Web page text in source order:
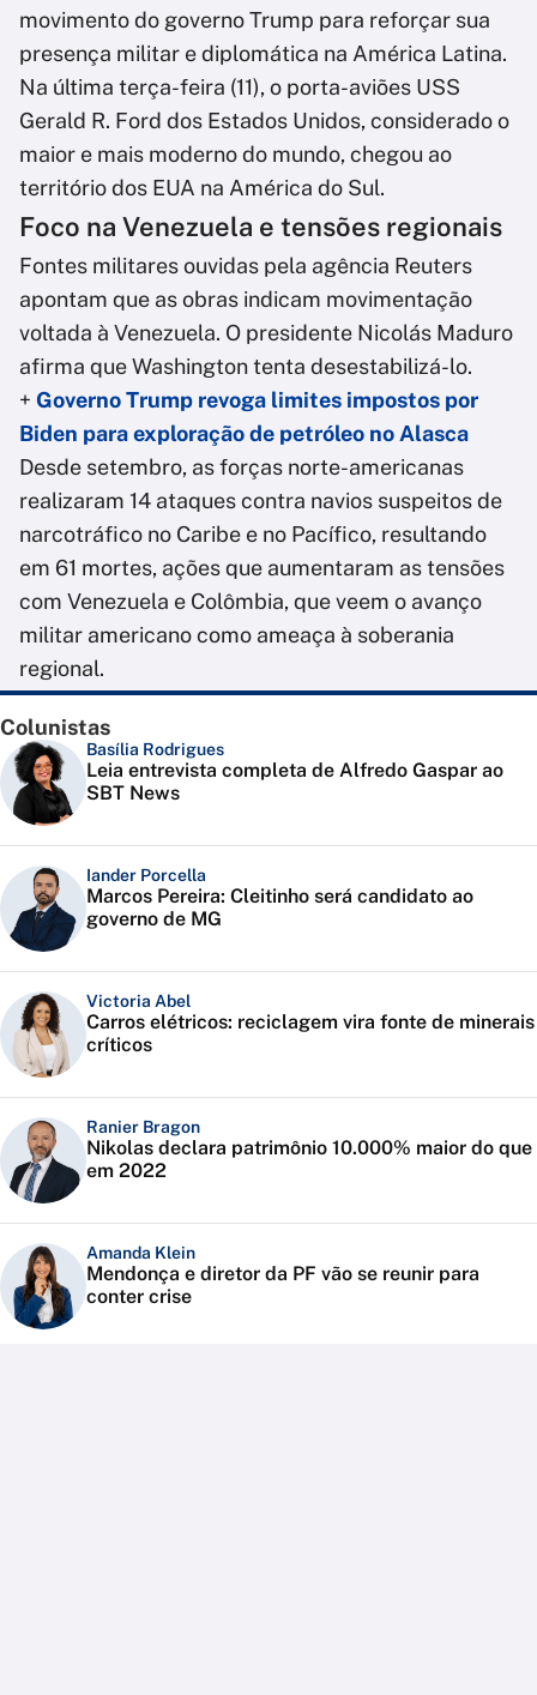
movimento do governo Trump para reforçar sua
presença militar e diplomática na América Latina.
Na última terça-feira (11), o porta-aviões USS
Gerald R. Ford dos Estados Unidos, considerado o
maior e mais moderno do mundo, chegou ao
território dos EUA na América do Sul.
Foco na Venezuela e tensões regionais
Fontes militares ouvidas pela agência Reuters
apontam que as obras indicam movimentação
voltada à Venezuela. O presidente Nicolás Maduro
afirma que Washington tenta desestabilizá-lo.
+ Governo Trump revoga limites impostos por
Biden para exploração de petróleo no Alasca
Desde setembro, as forças norte-americanas
realizaram 14 ataques contra navios suspeitos de
narcotráfico no Caribe e no Pacífico, resultando
em 61 mortes, ações que aumentaram as tensões
com Venezuela e Colômbia, que veem o avanço
militar americano como ameaça à soberania
regional.
Colunistas
Basília Rodrigues
Leia entrevista completa de Alfredo Gaspar ao
SBT News
Iander Porcella
Marcos Pereira: Cleitinho será candidato ao
governo de MG
Victoria Abel
Carros elétricos: reciclagem vira fonte de minerais
críticos
Ranier Bragon
Nikolas declara patrimônio 10.000% maior do que
em 2022
Amanda Klein
Mendonça e diretor da PF vão se reunir para
conter crise